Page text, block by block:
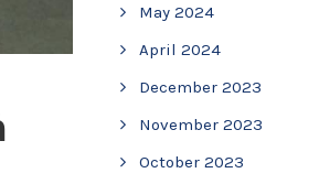
May 2024
April 2024
December 2023
November 2023
October 2023